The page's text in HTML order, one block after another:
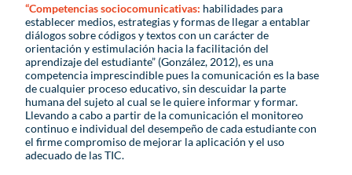
“Competencias sociocomunicativas: habilidades para
establecer medios, estrategias y formas de llegar a entablar
diálogos sobre códigos y textos con un carácter de
orientación y estimulación hacia la facilitación del
aprendizaje del estudiante” (González, 2012), es una
competencia imprescindible pues la comunicación es la base
de cualquier proceso educativo, sin descuidar la parte
humana del sujeto al cual se le quiere informar y formar.
Llevando a cabo a partir de la comunicación el monitoreo
continuo e individual del desempeño de cada estudiante con
el firme compromiso de mejorar la aplicación y el uso
adecuado de las TIC.